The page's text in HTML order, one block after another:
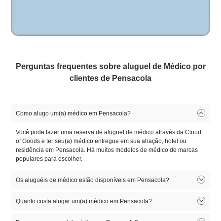
Perguntas frequentes sobre aluguel de Médico por
clientes de Pensacola
Como alugo um(a) médico em Pensacola?
Você pode fazer uma reserva de aluguel de médico através da Cloud
of Goods e ter seu(a) médico entregue em sua atração, hotel ou
residência em Pensacola. Há muitos modelos de médico de marcas
populares para escolher.
Os aluguéis de médico estão disponíveis em Pensacola?
Sim, aluguéis de Médico estão disponíveis em Pensacola. Há muitos
Quanto custa alugar um(a) médico em Pensacola?